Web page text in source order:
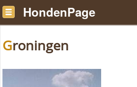
HondenPage
Groningen